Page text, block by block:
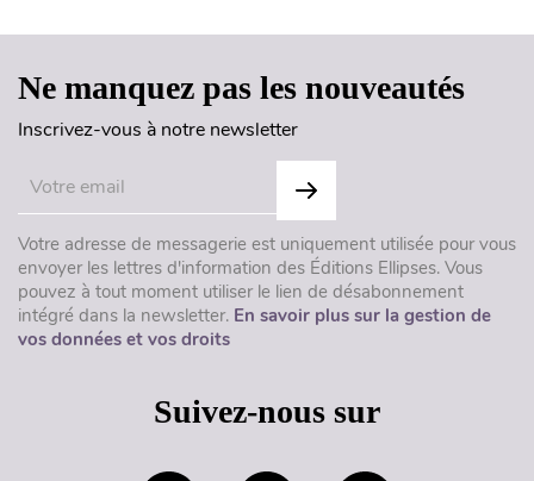
Ne manquez pas les nouveautés
Inscrivez-vous à notre newsletter
Votre adresse de messagerie est uniquement utilisée pour vous
envoyer les lettres d'information des Éditions Ellipses. Vous
pouvez à tout moment utiliser le lien de désabonnement
intégré dans la newsletter. En savoir plus sur la gestion de
vos données et vos droits
Suivez-nous sur